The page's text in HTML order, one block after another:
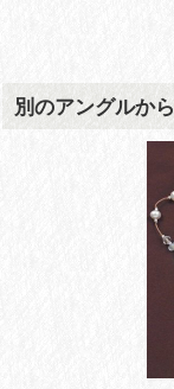
別のアングルから